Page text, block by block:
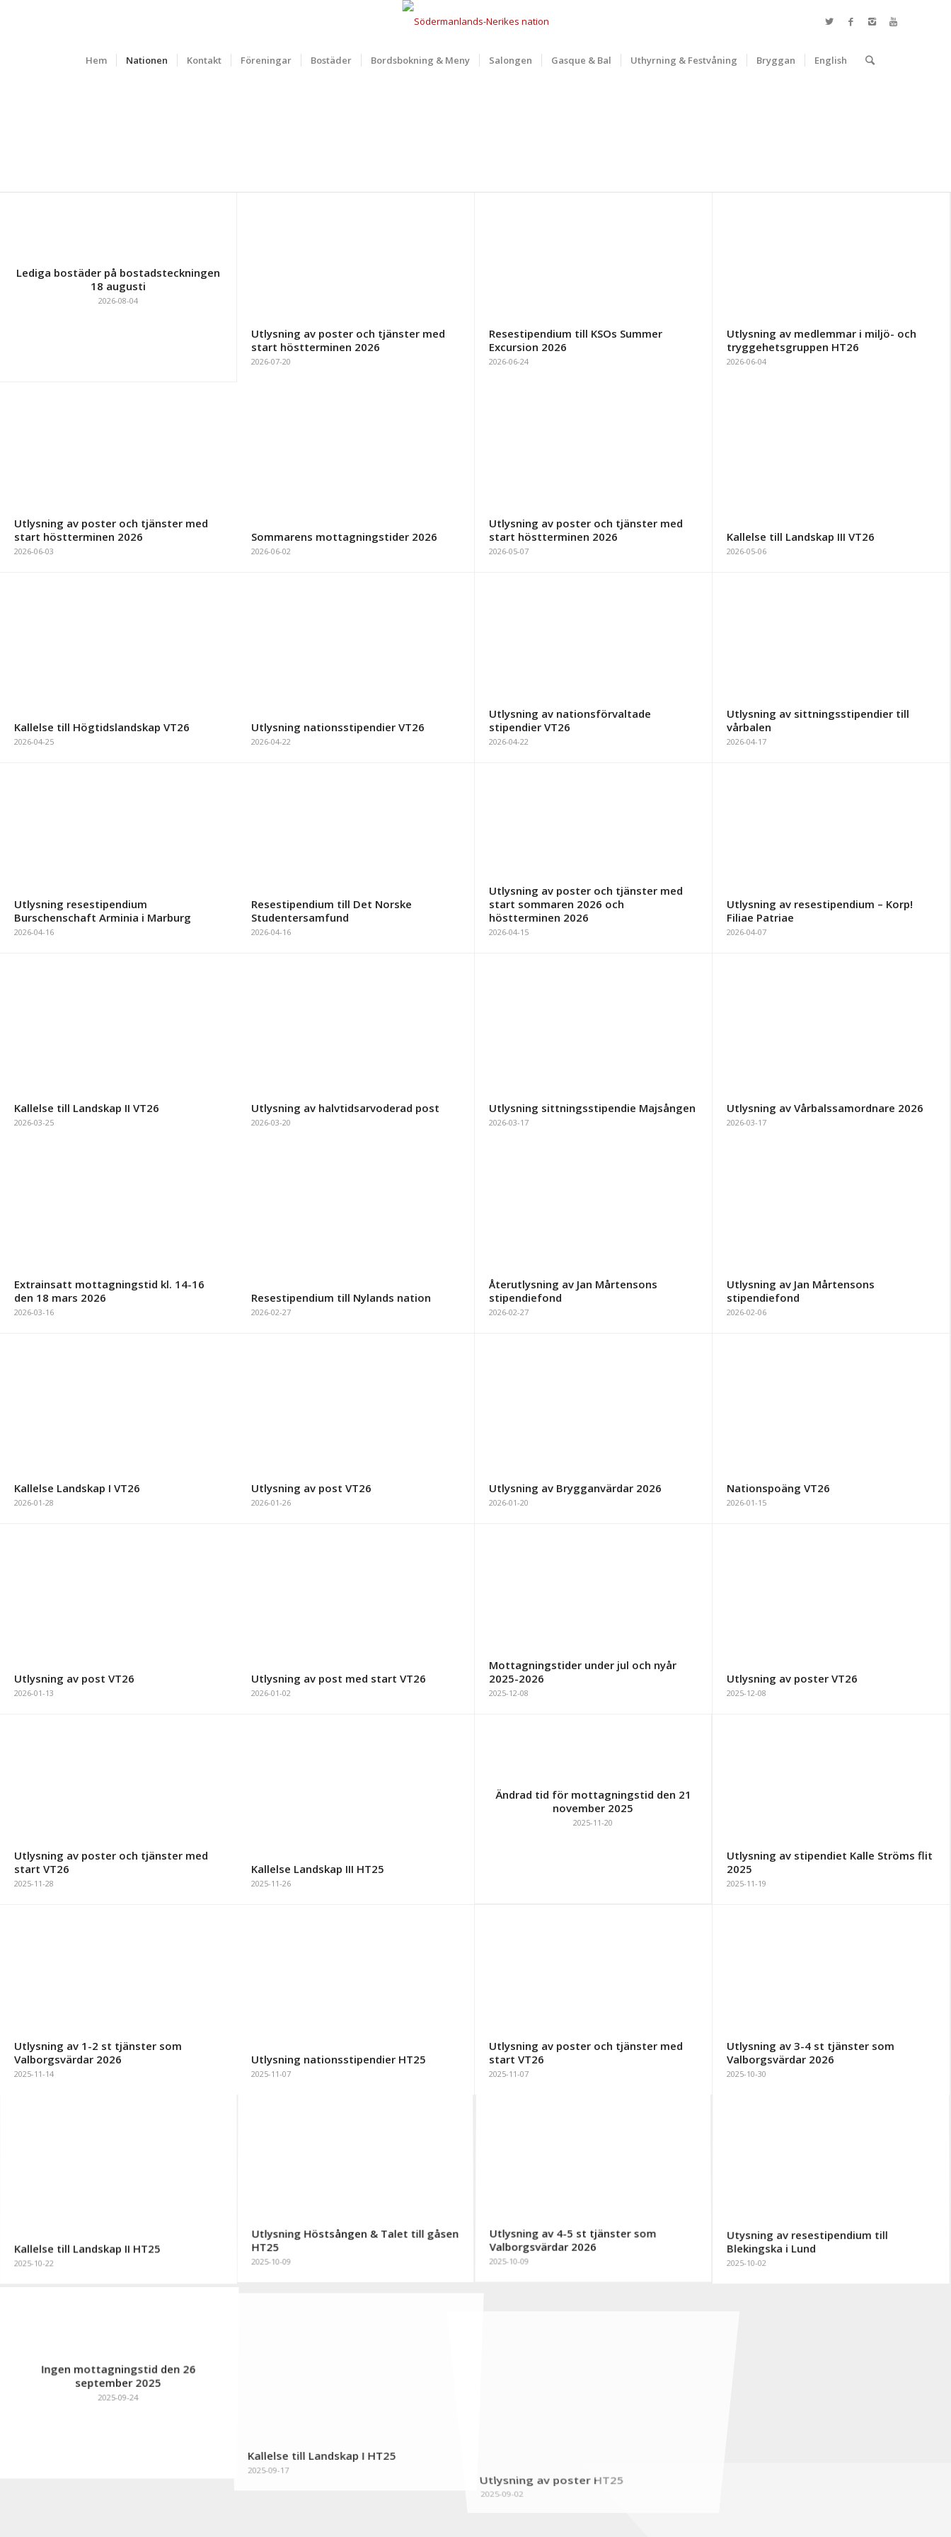
Hem Nationen Kontakt Föreningar Bostäder Bordsbokning & Meny Salongen Gasque & Bal Uthyrning & Festvåning Bryggan English
Lediga bostäder på bostadsteckningen
18 augusti
2026-08-04
Utlysning av poster och tjänster med
start höstterminen 2026
2026-07-20
Resestipendium till KSOs Summer
Excursion 2026
2026-06-24
Utlysning av medlemmar i miljö- och
tryggehetsgruppen HT26
2026-06-04
Utlysning av poster och tjänster med
start höstterminen 2026
2026-06-03
Sommarens mottagningstider 2026
2026-06-02
Utlysning av poster och tjänster med
start höstterminen 2026
2026-05-07
Kallelse till Landskap III VT26
2026-05-06
Kallelse till Högtidslandskap VT26
2026-04-25
Utlysning nationsstipendier VT26
2026-04-22
Utlysning av nationsförvaltade
stipendier VT26
2026-04-22
Utlysning av sittningsstipendier till
vårbalen
2026-04-17
Utlysning resestipendium
Burschenschaft Arminia i Marburg
2026-04-16
Resestipendium till Det Norske
Studentersamfund
2026-04-16
Utlysning av poster och tjänster med
start sommaren 2026 och
höstterminen 2026
2026-04-15
Utlysning av resestipendium – Korp!
Filiae Patriae
2026-04-07
Kallelse till Landskap II VT26
2026-03-25
Utlysning av halvtidsarvoderad post
2026-03-20
Utlysning sittningsstipendie Majsången
2026-03-17
Utlysning av Vårbalssamordnare 2026
2026-03-17
Extrainsatt mottagningstid kl. 14-16
den 18 mars 2026
2026-03-16
Resestipendium till Nylands nation
2026-02-27
Återutlysning av Jan Mårtensons
stipendiefond
2026-02-27
Utlysning av Jan Mårtensons
stipendiefond
2026-02-06
Kallelse Landskap I VT26
2026-01-28
Utlysning av post VT26
2026-01-26
Utlysning av Brygganvärdar 2026
2026-01-20
Nationspoäng VT26
2026-01-15
Utlysning av post VT26
2026-01-13
Utlysning av post med start VT26
2026-01-02
Mottagningstider under jul och nyår
2025-2026
2025-12-08
Utlysning av poster VT26
2025-12-08
Utlysning av poster och tjänster med
start VT26
2025-11-28
Kallelse Landskap III HT25
2025-11-26
Ändrad tid för mottagningstid den 21
november 2025
2025-11-20
Utlysning av stipendiet Kalle Ströms flit
2025
2025-11-19
Utlysning av 1-2 st tjänster som
Valborgsvärdar 2026
2025-11-14
Utlysning nationsstipendier HT25
2025-11-07
Utlysning av poster och tjänster med
start VT26
2025-11-07
Utlysning av 3-4 st tjänster som
Valborgsvärdar 2026
2025-10-30
Kallelse till Landskap II HT25
2025-10-22
Utlysning Höstsången & Talet till gåsen
HT25
2025-10-09
Utlysning av 4-5 st tjänster som
Valborgsvärdar 2026
2025-10-09
Utysning av resestipendium till
Blekingska i Lund
2025-10-02
Ingen mottagningstid den 26
september 2025
2025-09-24
2025-09-17